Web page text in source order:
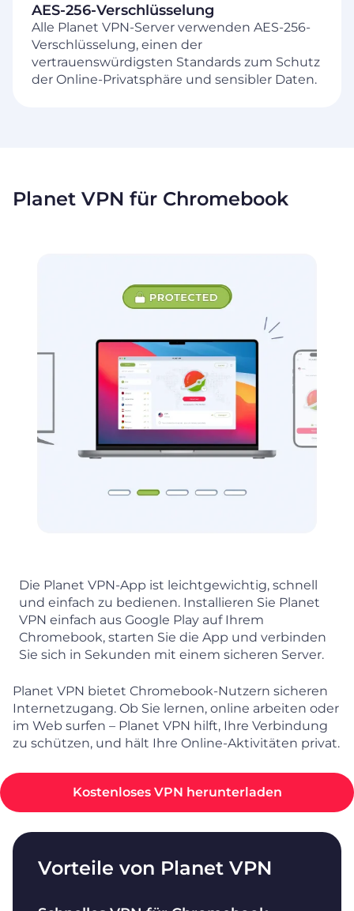
AES-256-Verschlüsselung
Alle Planet VPN-Server verwenden AES-256-
Verschlüsselung, einen der
vertrauenswürdigsten Standards zum Schutz
der Online-Privatsphäre und sensibler Daten.
Planet VPN für Chromebook
Die Planet VPN-App ist leichtgewichtig, schnell
und einfach zu bedienen. Installieren Sie Planet
VPN einfach aus Google Play auf Ihrem
Chromebook, starten Sie die App und verbinden
Sie sich in Sekunden mit einem sicheren Server.
Planet VPN bietet Chromebook-Nutzern sicheren
Internetzugang. Ob Sie lernen, online arbeiten oder
im Web surfen – Planet VPN hilft, Ihre Verbindung
zu schützen, und hält Ihre Online-Aktivitäten privat.
Kostenloses VPN herunterladen
Vorteile von Planet VPN